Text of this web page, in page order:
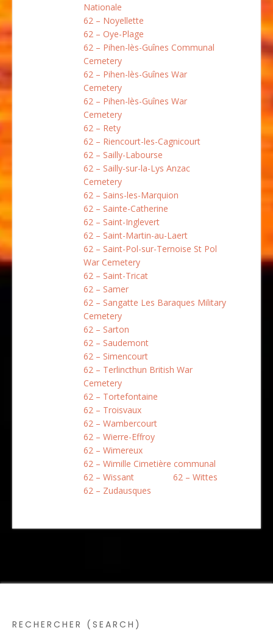
Nationale
62 – Noyellette
62 – Oye-Plage
62 – Pihen-lès-Guînes Communal
Cemetery
62 – Pihen-lès-Guînes War
Cemetery
62 – Pihen-lès-Guînes War
Cemetery
62 – Rety
62 – Riencourt-les-Cagnicourt
62 – Sailly-Labourse
62 – Sailly-sur-la-Lys Anzac
Cemetery
62 – Sains-les-Marquion
62 – Sainte-Catherine
62 – Saint-Inglevert
62 – Saint-Martin-au-Laert
62 – Saint-Pol-sur-Ternoise St Pol
War Cemetery
62 – Saint-Tricat
62 – Samer
62 – Sangatte Les Baraques Military
Cemetery
62 – Sarton
62 – Saudemont
62 – Simencourt
62 – Terlincthun British War
Cemetery
62 – Tortefontaine
62 – Troisvaux
62 – Wambercourt
62 – Wierre-Effroy
62 – Wimereux
62 – Wimille Cimetière communal
62 – Wissant
62 – Wittes
62 – Zudausques
RECHERCHER (SEARCH)